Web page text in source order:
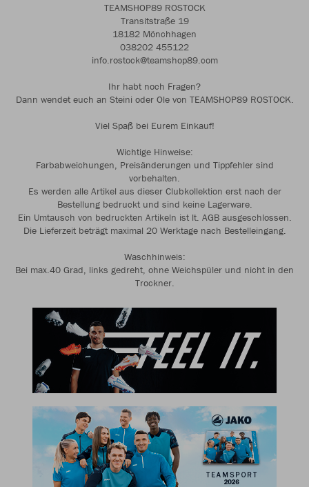
TEAMSHOP89 ROSTOCK
Transitstraße 19
18182 Mönchhagen
038202 455122
info.rostock@teamshop89.com
Ihr habt noch Fragen?
Dann wendet euch an Steini oder Ole von TEAMSHOP89 ROSTOCK.
Viel Spaß bei Eurem Einkauf!
Wichtige Hinweise:
Farbabweichungen, Preisänderungen und Tippfehler sind
vorbehalten.
Es werden alle Artikel aus dieser Clubkollektion erst nach der
Bestellung bedruckt und sind keine Lagerware.
Ein Umtausch von bedruckten Artikeln ist lt. AGB ausgeschlossen.
Die Lieferzeit beträgt maximal 20 Werktage nach Bestelleingang.
Waschhinweis:
Bei max.40 Grad, links gedreht, ohne Weichspüler und nicht in den
Trockner.